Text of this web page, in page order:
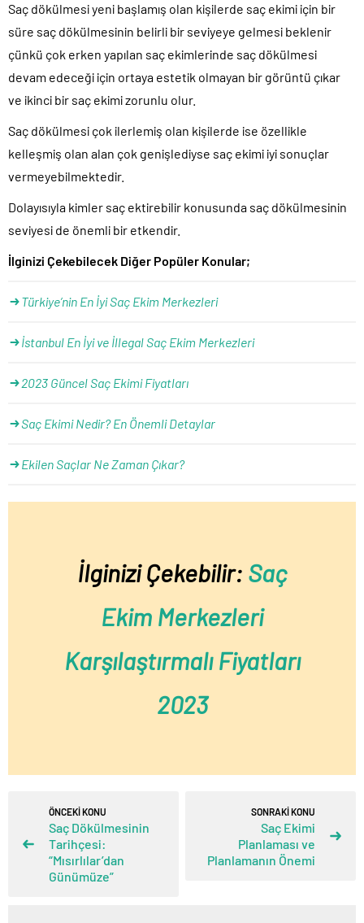
Saç dökülmesi yeni başlamış olan kişilerde saç ekimi için bir
süre saç dökülmesinin belirli bir seviyeye gelmesi beklenir
çünkü çok erken yapılan saç ekimlerinde saç dökülmesi
devam edeceği için ortaya estetik olmayan bir görüntü çıkar
ve ikinci bir saç ekimi zorunlu olur.
Saç dökülmesi çok ilerlemiş olan kişilerde ise özellikle
kelleşmiş olan alan çok genişlediyse saç ekimi iyi sonuçlar
vermeyebilmektedir.
Dolayısıyla kimler saç ektirebilir konusunda saç dökülmesinin
seviyesi de önemli bir etkendir.
İlginizi Çekebilecek Diğer Popüler Konular;
Türkiye’nin En İyi Saç Ekim Merkezleri
İstanbul En İyi ve İllegal Saç Ekim Merkezleri
2023 Güncel Saç Ekimi Fiyatları
Saç Ekimi Nedir? En Önemli Detaylar
Ekilen Saçlar Ne Zaman Çıkar?
İlginizi Çekebilir: Saç
Ekim Merkezleri
Karşılaştırmalı Fiyatları
2023
ÖNCEKİ KONU
Saç Dökülmesinin
Tarihçesi:
“Mısırlılar’dan
Günümüze”
SONRAKİ KONU
Saç Ekimi
Planlaması ve
Planlamanın Önemi